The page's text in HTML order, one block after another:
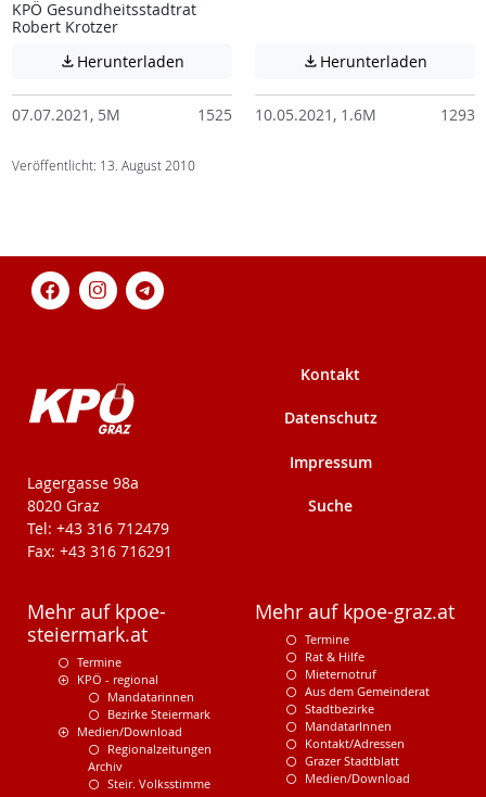
KPÖ Gesundheitsstadtrat
Robert Krotzer
 Herunterladen Achtung: Diese Datei enthält unter
07.07.2021, 5M 1525
 Herunterladen
10.05.2021, 1.6M 1293
Veröffentlicht: 13. August 2010
KPÖ-Steiermark
Lagergasse 98a
8020 Graz
Tel: +43 316 712479
Fax: +43 316 716291
Kontakt
Datenschutz
Impressum
Suche
Mehr auf kpoe-
steiermark.at
Termine
KPÖ - regional
Mandatarinnen
Bezirke Steiermark
Medien/Download
Regionalzeitungen
Archiv
Steir. Volksstimme
Mehr auf kpoe-graz.at
Termine
Rat & Hilfe
Mieternotruf
Aus dem Gemeinderat
Stadtbezirke
MandatarInnen
Kontakt/Adressen
Grazer Stadtblatt
Medien/Download